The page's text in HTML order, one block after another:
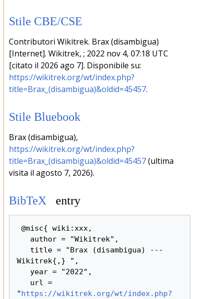
Stile CBE/CSE
Contributori Wikitrek. Brax (disambigua)
[Internet]. Wikitrek, ; 2022 nov 4, 07:18 UTC
[citato il 2026 ago 7]. Disponibile su:
https://wikitrek.org/wt/index.php?
title=Brax_(disambigua)&oldid=45457.
Stile Bluebook
Brax (disambigua),
https://wikitrek.org/wt/index.php?
title=Brax_(disambigua)&oldid=45457(ultima
visita il agosto 7, 2026).
BibTeX entry
@misc{ wiki:xxx,
Wikitrek{,} ",
"https://wikitrek.org/wt/index.php?